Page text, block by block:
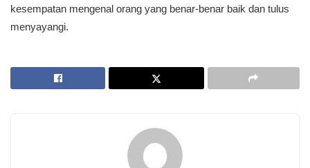
kesempatan mengenal orang yang benar-benar baik dan tulus
menyayangi.